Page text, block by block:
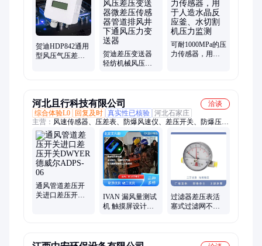
贺迪HDP842通用
型风压气压差压
贺迪差压变送器
轻纺机械风压差
送器
可耐1000MPa的压
力传感器，用于
河北且行科技有限公司
洽谈
综合体验L0
回复及时 真实性已核验 河北石家庄
主营： 风速传感器、压差表、防爆风速仪、差压开关、防爆压差
开关、压力传感器、压差传感器、温湿度传感器
通风管道差压开
关进口差压开关
IVAN 漏风量测试
机 触摸屏设计不
过滤器差压表活
塞式过滤网不锈